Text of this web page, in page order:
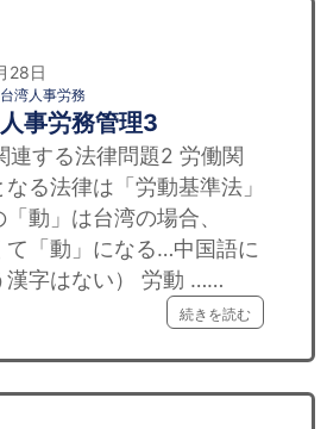
28日
台湾人事労務
事労務管理3
する法律問題2 労働関
る法律は「労動基準法」
動」は台湾の場合、
て「動」になる…中国語に
漢字はない） 労動 ……
続きを読む